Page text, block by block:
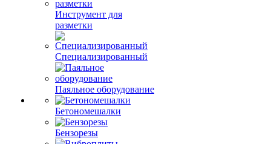
Инструмент для
разметки
Специализированный
Паяльное оборудование
Бетономешалки
Бензорезы